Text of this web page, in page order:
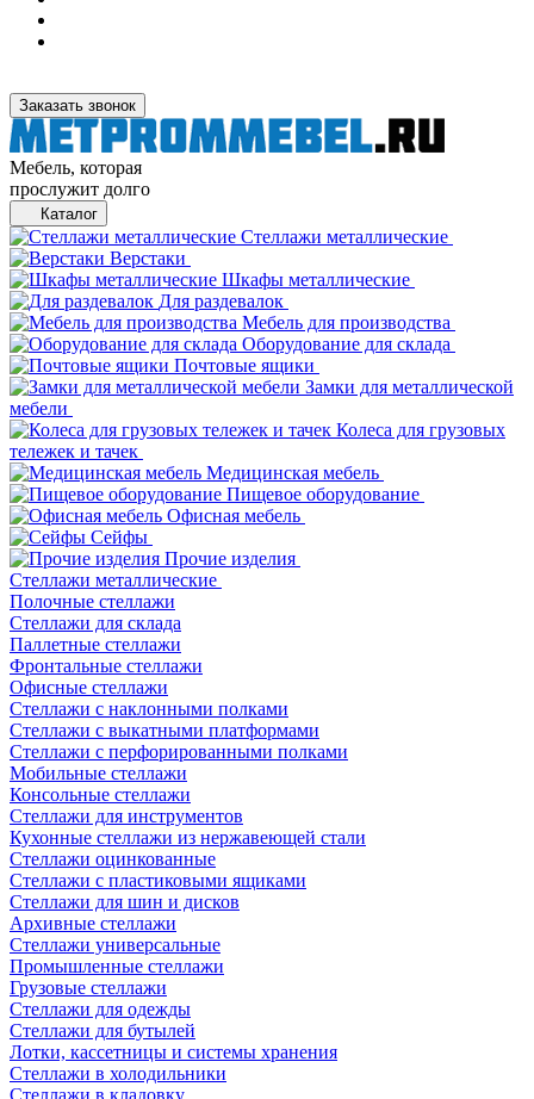
Заказать звонок
Мебель, которая
прослужит долго
Каталог
Стеллажи металлические
Верстаки
Шкафы металлические
Для раздевалок
Мебель для производства
Оборудование для склада
Почтовые ящики
Замки для металлической
мебели
Колеса для грузовых
тележек и тачек
Медицинская мебель
Пищевое оборудование
Офисная мебель
Сейфы
Прочие изделия
Стеллажи металлические
Полочные стеллажи
Стеллажи для склада
Паллетные стеллажи
Фронтальные стеллажи
Офисные стеллажи
Стеллажи с наклонными полками
Стеллажи с выкатными платформами
Стеллажи с перфорированными полками
Мобильные стеллажи
Консольные стеллажи
Стеллажи для инструментов
Кухонные стеллажи из нержавеющей стали
Стеллажи оцинкованные
Стеллажи с пластиковыми ящиками
Стеллажи для шин и дисков
Архивные стеллажи
Стеллажи универсальные
Промышленные стеллажи
Грузовые стеллажи
Стеллажи для одежды
Стеллажи для бутылей
Лотки, кассетницы и системы хранения
Стеллажи в холодильники
Стеллажи в кладовку